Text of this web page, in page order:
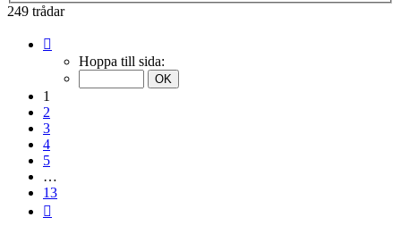
249 trådar
Hoppa till sida:
1
2
3
4
5
…
13